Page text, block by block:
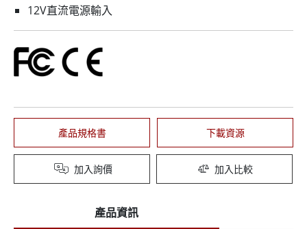
12V直流電源輸入
產品規格書 下載資源
加入詢價 加入比較
產品資訊